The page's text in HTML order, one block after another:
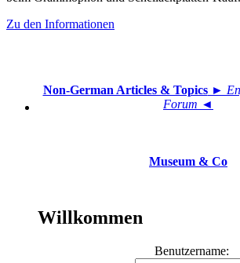
Zu den Informationen
Non-German Articles & Topics►
Forum ◄
Museum & Co
Willkommen
Benutzername: